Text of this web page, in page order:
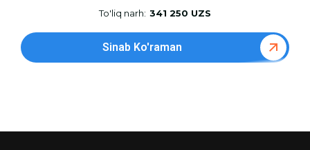
To'liq narh: 341 250 UZS
Sinab Ko'raman